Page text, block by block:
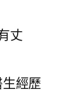
丈
經歷